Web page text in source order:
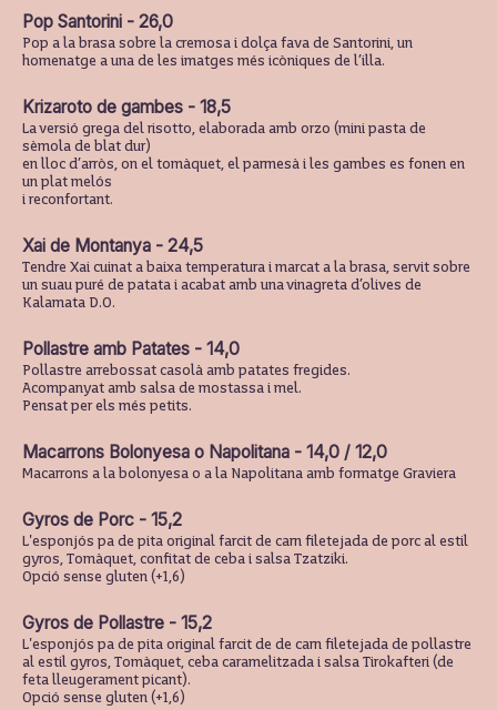
Pop Santorini - 26,0
Pop a la brasa sobre la cremosa i dolça fava de Santorini, un
homenatge a una de les imatges més icòniques de l’illa.
Krizaroto de gambes - 18,5
La versió grega del risotto, elaborada amb orzo (mini pasta de
sèmola de blat dur)
en lloc d’arròs, on el tomàquet, el parmesà i les gambes es fonen en
un plat melós
i reconfortant.
Xai de Montanya - 24,5
Tendre Xai cuinat a baixa temperatura i marcat a la brasa, servit sobre
un suau puré de patata i acabat amb una vinagreta d’olives de
Kalamata D.O.
Pollastre amb Patates - 14,0
Pollastre arrebossat casolà amb patates fregides.
Acompanyat amb salsa de mostassa i mel.
Pensat per els més petits.
Macarrons Bolonyesa o Napolitana - 14,0 / 12,0
Macarrons a la bolonyesa o a la Napolitana amb formatge Graviera
Gyros de Porc - 15,2
L'esponjós pa de pita original farcit de carn filetejada de porc al estil
gyros, Tomàquet, confitat de ceba i salsa Tzatziki.
Opció sense gluten (+1,6)
Gyros de Pollastre - 15,2
L'esponjós pa de pita original farcit de de carn filetejada de pollastre
al estil gyros, Tomàquet, ceba caramelitzada i salsa Tirokafteri (de
feta lleugerament picant).
Opció sense gluten (+1,6)